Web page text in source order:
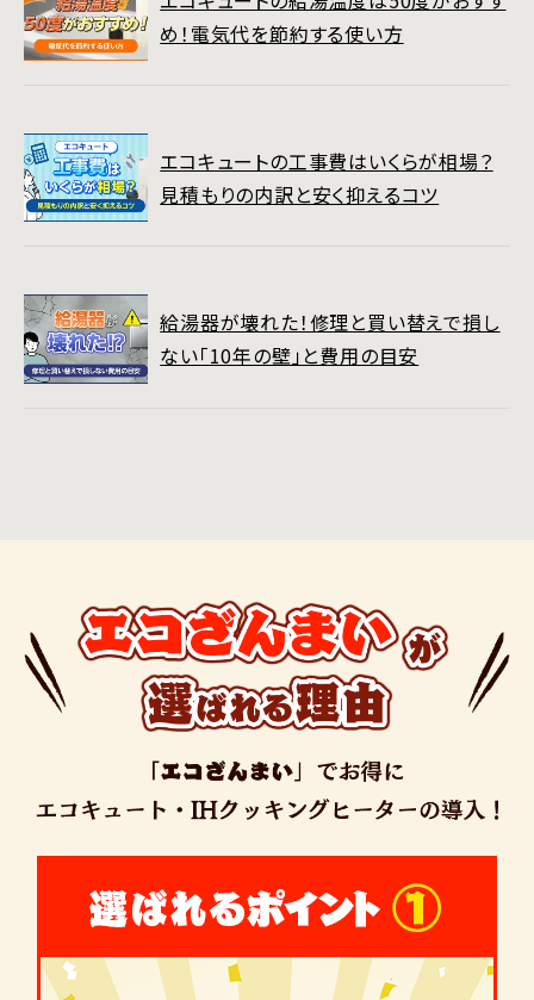
め！電気代を節約する使い方
エコキュートの工事費はいくらが相場？
見積もりの内訳と安く抑えるコツ
給湯器が壊れた！修理と買い替えで損し
ない「10年の壁」と費用の目安